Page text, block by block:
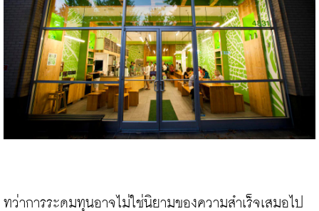
ทว่าการระดมทุนอาจไม่ใช่นิยามของความสำเร็จเสมอไป